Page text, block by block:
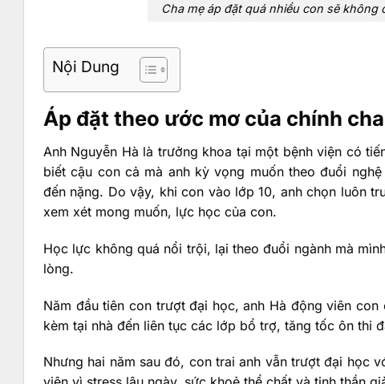
Cha mẹ áp đặt quá nhiều con sẽ
Nội Dung
Áp đặt theo ước mơ của chính
Anh Nguyễn Hà là trưởng khoa tại một bệnh viện có
biết cậu con cả mà anh kỳ vọng muốn theo đuổi
đến nặng. Do vậy, khi con vào lớp 10, anh chọn luôn
xem xét mong muốn, lực học của con.
Học lực không quá nổi trội, lại theo đuổi ngành mà
lòng.
Năm đầu tiên con trượt đại học, anh Hà động viên
kèm tại nhà đến liên tục các lớp bổ trợ, tăng tốc ôn thi
Nhưng hai năm sau đó, con trai anh vẫn trượt đại học